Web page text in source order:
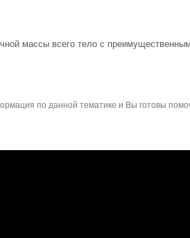
массы всего тело с
по данной тематике и Вы готовы